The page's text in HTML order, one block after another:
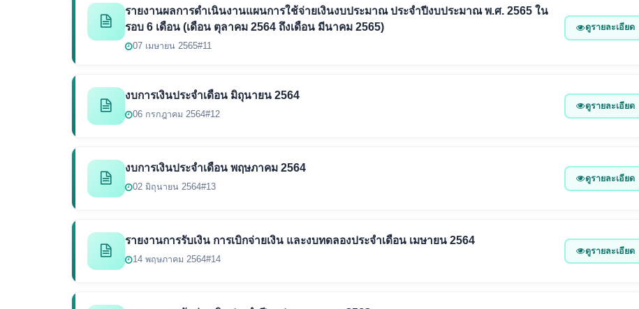
รายงานผลการดำเนินงานแผนการใช้จ่ายเงินงบประมาณ ประจำปีงบประมาณ พ.ศ. 2565 ใน
รอบ 6 เดือน (เดือน ตุลาคม 2564 ถึงเดือน มีนาคม 2565)
07 เมษายน 2565#11
ดูรายละเอียด
งบการเงินประจำเดือน มิถุนายน 2564
06 กรกฎาคม 2564#12
ดูรายละเอียด
งบการเงินประจำเดือน พฤษภาคม 2564
02 มิถุนายน 2564#13
ดูรายละเอียด
รายงานการรับเงิน การเบิกจ่ายเงิน และงบทดลองประจำเดือน เมษายน 2564
14 พฤษภาคม 2564#14
ดูรายละเอียด